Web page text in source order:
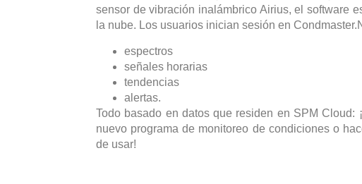
sensor de vibración inalámbrico Airius, el software
la nube. Los usuarios inician sesión en
espectros
señales horarias
tendencias
alertas.
Todo basado en datos que residen en SPM Cloud:
nuevo programa de monitoreo de condiciones o
de usar!